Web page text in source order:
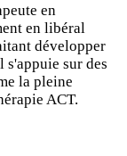
en
en libéral
développer
sur des
la pleine
ACT.